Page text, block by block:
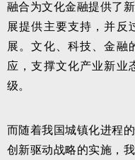
融合为文化金融提供了
展提供主要支持，并反
展。文化、科技、金融
应，支撑文化产业新业
级。
而随着我国城镇化进程
创新驱动战略的实施，